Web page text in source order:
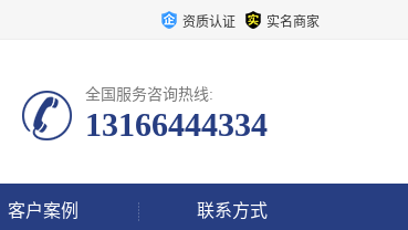
资质认证 实名商家
全国服务咨询热线:
13166444334
客户案例 联系方式